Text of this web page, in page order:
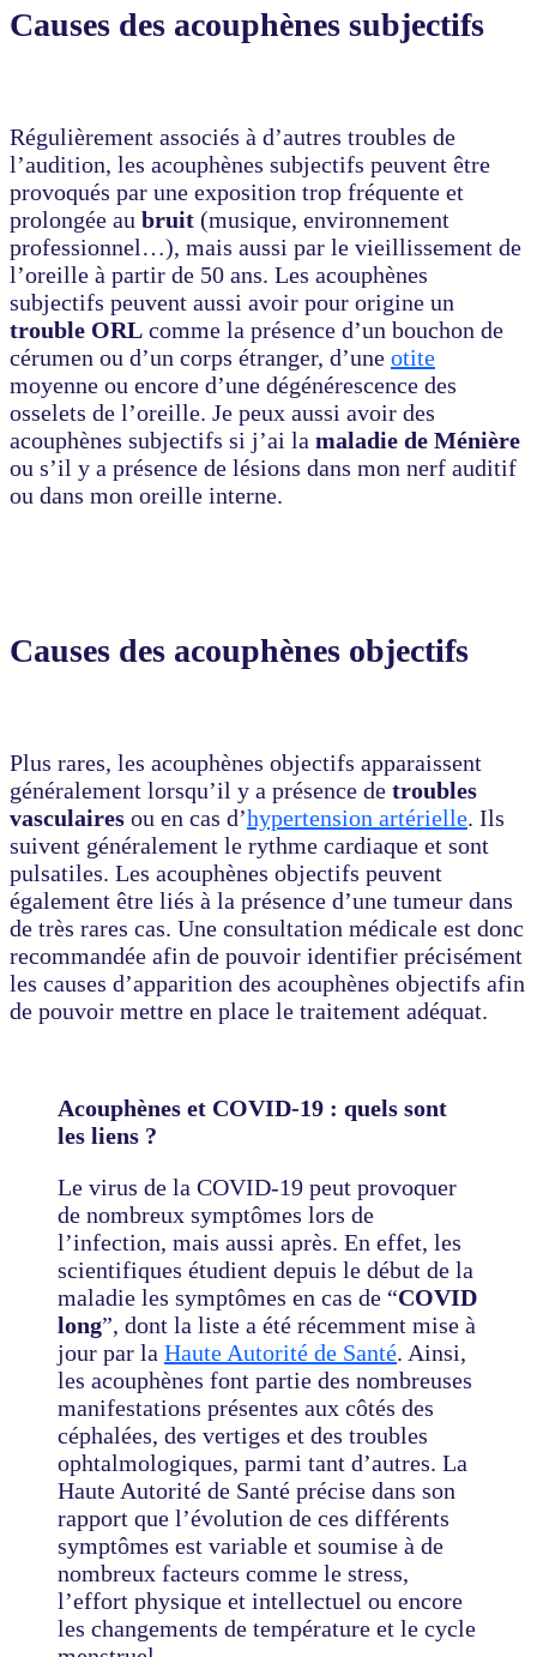
Causes des acouphènes subjectifs
Régulièrement associés à d’autres troubles de
l’audition, les acouphènes subjectifs peuvent être
provoqués par une exposition trop fréquente et
prolongée au bruit (musique, environnement
professionnel…), mais aussi par le vieillissement de
l’oreille à partir de 50 ans. Les acouphènes
subjectifs peuvent aussi avoir pour origine un
trouble ORL comme la présence d’un bouchon de
cérumen ou d’un corps étranger, d’une otite
moyenne ou encore d’une dégénérescence des
osselets de l’oreille. Je peux aussi avoir des
acouphènes subjectifs si j’ai la maladie de Ménière
ou s’il y a présence de lésions dans mon nerf auditif
ou dans mon oreille interne.
Causes des acouphènes objectifs
Plus rares, les acouphènes objectifs apparaissent
généralement lorsqu’il y a présence de troubles
vasculaires ou en cas d’hypertension artérielle. Ils
suivent généralement le rythme cardiaque et sont
pulsatiles. Les acouphènes objectifs peuvent
également être liés à la présence d’une tumeur dans
de très rares cas. Une consultation médicale est donc
recommandée afin de pouvoir identifier précisément
les causes d’apparition des acouphènes objectifs afin
de pouvoir mettre en place le traitement adéquat.
Acouphènes et COVID-19 : quels sont
les liens ?
Le virus de la COVID-19 peut provoquer
de nombreux symptômes lors de
l’infection, mais aussi après. En effet, les
scientifiques étudient depuis le début de la
maladie les symptômes en cas de “COVID
long”, dont la liste a été récemment mise à
jour par la Haute Autorité de Santé. Ainsi,
les acouphènes font partie des nombreuses
manifestations présentes aux côtés des
céphalées, des vertiges et des troubles
ophtalmologiques, parmi tant d’autres. La
Haute Autorité de Santé précise dans son
rapport que l’évolution de ces différents
symptômes est variable et soumise à de
nombreux facteurs comme le stress,
l’effort physique et intellectuel ou encore
les changements de température et le cycle